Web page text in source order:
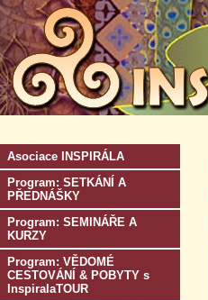
Asociace INSPIRÁLA
Program: SETKÁNÍ A
PŘEDNÁŠKY
Program: SEMINÁŘE A
KURZY
Program: VĚDOMÉ
CESTOVÁNÍ & POBYTY s
InspiralaTOUR